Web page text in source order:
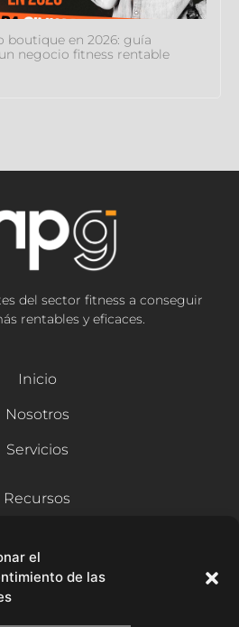
el
de las
boutique en 2026: guía
negocio fitness rentable
del sector fitness a conseguir
rentables y eficaces.
Inicio
Nosotros
Servicios
Recursos
Contacto
Síguenos